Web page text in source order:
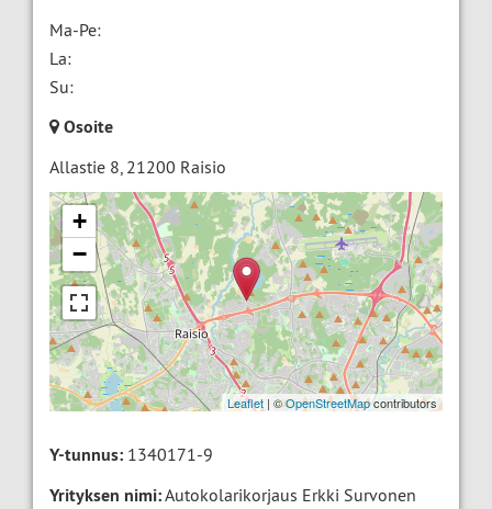
Ma-Pe:
La:
Su:
Osoite
Allastie 8, 21200 Raisio
+
−
Leaflet | ©OpenStreetMapcontributors
Y-tunnus: 1340171-9
Yrityksen nimi:Autokolarikorjaus Erkki Survonen